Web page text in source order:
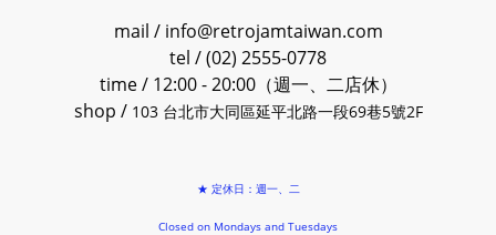
mail / info@retrojamtaiwan.com
tel / (02) 2555-0778
time / 12:00 - 20:00（週一、二店休）
shop / 103 台北市大同區延平北路一段69巷5號2F
★ 定休日：週一、二
Closed on Mondays and Tuesdays